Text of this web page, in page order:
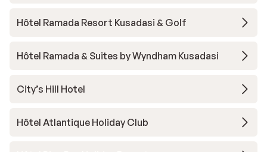
Hôtel Ramada Resort Kusadasi & Golf
Hôtel Ramada & Suites by Wyndham Kusadasi
City’s Hill Hotel
Hôtel Atlantique Holiday Club